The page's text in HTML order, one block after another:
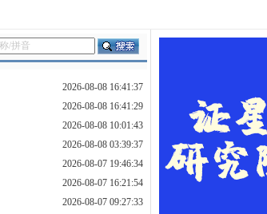
2026-08-08 16:41:37
2026-08-08 16:41:29
2026-08-08 10:01:43
2026-08-08 03:39:37
2026-08-07 19:46:34
2026-08-07 16:21:54
2026-08-07 09:27:33